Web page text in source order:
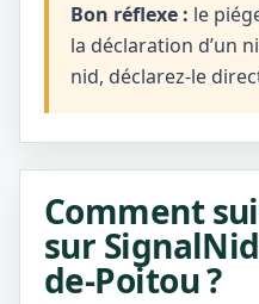
Bon réflexe : le
la déclaration d’un
nid, déclarez-le
Comment
sur
de-Poitou ?